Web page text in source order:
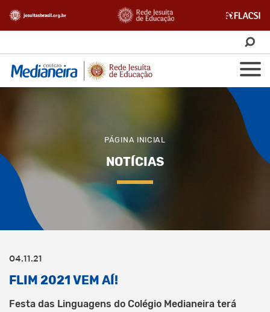
PÁGINA INICIAL
NOTÍCIAS
04.11.21
FLIM 2021 VEM AÍ!
Festa das Linguagens do Colégio Medianeira terá